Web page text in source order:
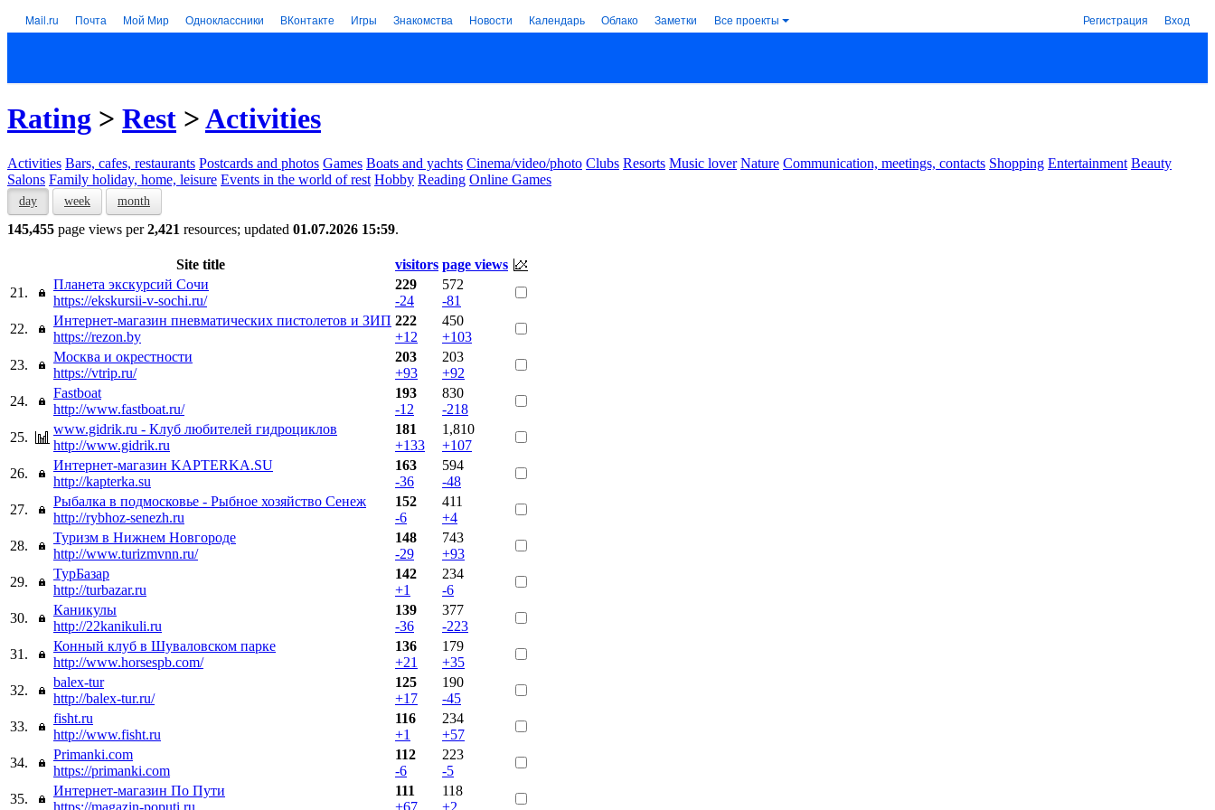
Mail.ru Почта Мой Мир Одноклассники ВКонтакте Игры Знакомства Новости Календарь Облако Заметки Все проекты Регистрация Вход
Rating > Rest >Activities
Activities Bars, cafes, restaurants Postcards and photos Games Boats and yachts Cinema/video/photo Clubs Resorts Music lover Nature Communication, meetings, contacts Shopping Entertainment Beauty
Salons Family holiday, home, leisure Events in the world of rest Hobby Reading Online Games
day week month
145,455 page views per2,421 resources; updated 01.07.2026 15:59.
Site title visitors page views
21.
Планета экскурсий Сочи
https://ekskursii-v-sochi.ru/
229
-24
572
-81
22.
Интернет-магазин пневматических пистолетов и ЗИП
https://rezon.by
222
+12
450
+103
23.
Москва и окрестности
https://vtrip.ru/
203
+93
203
+92
24.
Fastboat
http://www.fastboat.ru/
193
-12
830
-218
25.
www.gidrik.ru - Клуб любителей гидроциклов
http://www.gidrik.ru
181
+133
1,810
+107
26.
Интернет-магазин KAPTERKA.SU
http://kapterka.su
163
-36
594
-48
27.
Рыбалка в подмосковье - Рыбное хозяйство Сенеж
http://rybhoz-senezh.ru
152
-6
411
+4
28.
Туризм в Нижнем Новгороде
http://www.turizmvnn.ru/
148
-29
743
+93
29.
ТурБазар
http://turbazar.ru
142
+1
234
-6
30.
Каникулы
http://22kanikuli.ru
139
-36
377
-223
31.
Конный клуб в Шуваловском парке
http://www.horsespb.com/
136
+21
179
+35
32.
balex-tur
http://balex-tur.ru/
125
+17
190
-45
33.
fisht.ru
http://www.fisht.ru
116
+1
234
+57
34.
Primanki.com
https://primanki.com
112
-6
223
-5
35.
Интернет-магазин По Пути
https://magazin-poputi.ru
111
+67
118
+2